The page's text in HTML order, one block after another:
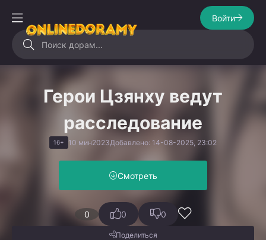
Войти
Герои Цзянху ведут
расследование
16+ 10 мин2023Добавлено: 14-08-2025, 23:02
Смотреть
0 0 0
Поделиться